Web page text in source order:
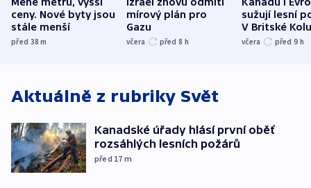
Méně metrů, vyšší
ceny. Nové byty jsou
stále menší
před 38m
Izrael znovu odmítl
mírový plán pro
Gazu
včera před 8 h
Kanadu i
sužují lesní
V Britské
evakuovali
včera před 9 h
Aktuálně z rubriky Svět
Kanadské úřady hlásí první oběť
rozsáhlých lesních požárů
před 17 m